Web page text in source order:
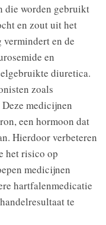
die worden gebruikt
en zout uit het
en de
en
diuretica.
zoals
medicijnen
een hormoon dat
Hierdoor verbeteren
het risico op
medicijnen
hartfalenmedicatie
te